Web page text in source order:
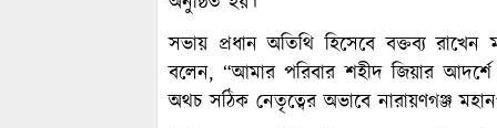
সভায় প্রধান অতিথি হিসেবে বক্তব্য
বলেন, “আমার পরিবার শহীদ জিয়ার
অথচ সঠিক নেতৃত্বের অভাবে নারায়ণগঞ্জ